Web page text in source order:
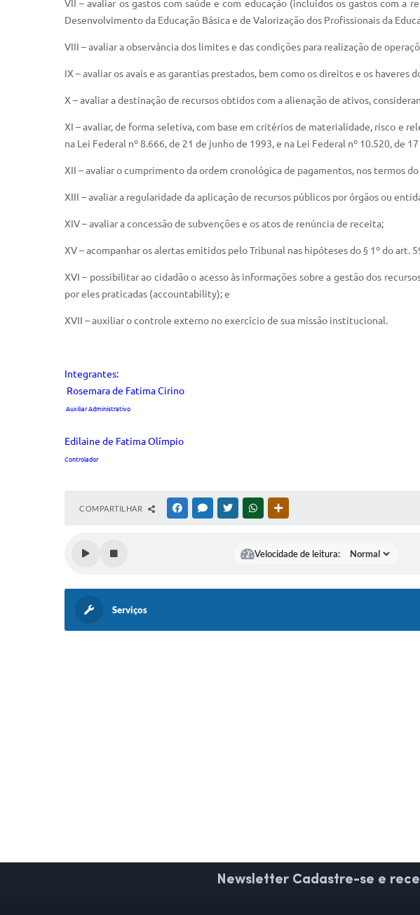
VII – avaliar os gastos com saúde e com educação (incluídos os gastos com
Desenvolvimento da Educação Básica e de Valorização dos Profissionais da
VIII – avaliar a observância dos limites e das condições para realização de
IX – avaliar os avais e as garantias prestados, bem como os direitos e os haveres
X – avaliar a destinação de recursos obtidos com a alienação de ativos,
XI – avaliar, de forma seletiva, com base em critérios de materialidade, risco e
na Lei Federal nº 8.666, de 21 de junho de 1993, e na Lei Federal nº 10.520, de
XII – avaliar o cumprimento da ordem cronológica de pagamentos, nos termos
XIII – avaliar a regularidade da aplicação de recursos públicos por órgãos ou
XIV – avaliar a concessão de subvenções e os atos de renúncia de receita;
XV – acompanhar os alertas emitidos pelo Tribunal nas hipóteses do § 1º do art.
XVI – possibilitar ao cidadão o acesso às informações sobre a gestão dos
por eles praticadas (accountability); e
XVII – auxiliar o controle externo no exercício de sua missão institucional.
Integrantes:
Rosemara de Fatima Cirino
Auxiliar Administrativo
Edilaine de Fatima Olímpio
Controlador
COMPARTILHAR FACEBOOKMESSENGER
TWITTERWHATSAPP
Velocidade de leitura:
Serviços
Newsletter Cadastre-se e